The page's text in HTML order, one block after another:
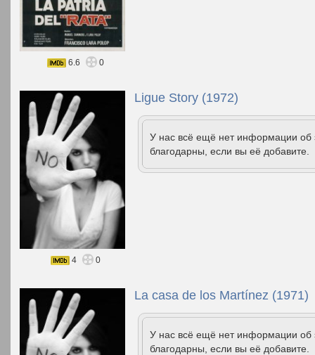
6.6 0
Ligue Story (1972)
У нас всё ещё нет информации
благодарны, если вы её добавите.
4 0
La casa de los Martínez (1971)
У нас всё ещё нет информации
благодарны, если вы её добавите.